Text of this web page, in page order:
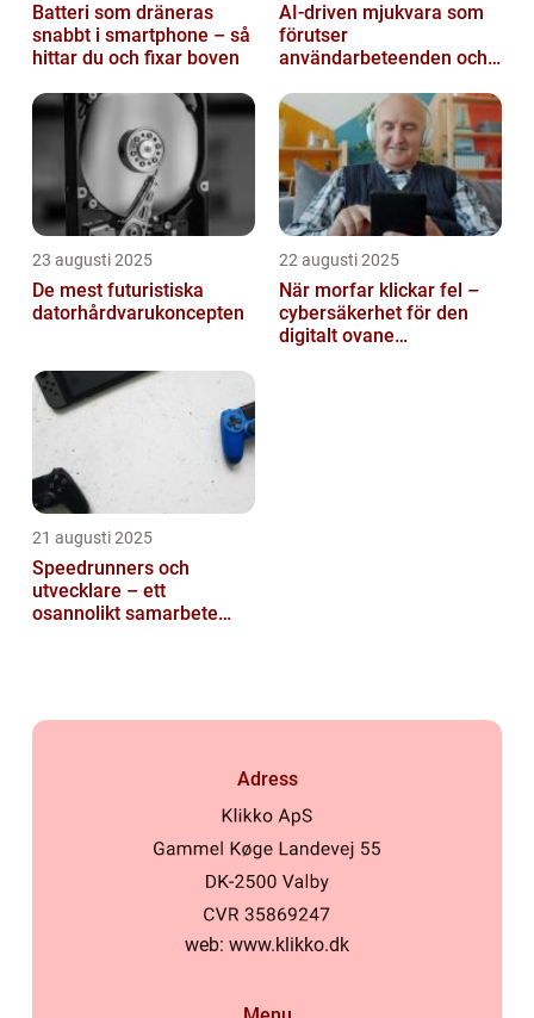
Batteri som dräneras
snabbt i smartphone – så
hittar du och fixar boven
AI-driven mjukvara som
förutser
användarbeteenden och
23 augusti 2025
De mest futuristiska
datorhårdvarukoncepten
22 augusti 2025
När morfar klickar fel –
cybersäkerhet för den
digitalt ovane
21 augusti 2025
Speedrunners och
utvecklare – ett
osannolikt samarbete
Adress
web: www.klikko.dk